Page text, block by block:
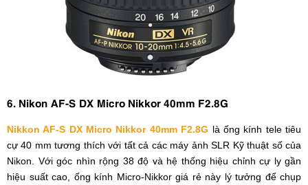
6. Nikon AF-S DX Micro Nikkor 40mm F2.8G
Nikkon AF-S DX Micro Nikkor 40mm F2.8G là ống kính tele tiêu
cự 40 mm tương thích với tất cả các máy ảnh SLR Kỹ thuật số của
Nikon. Với góc nhìn rộng 38 độ và hệ thống hiệu chỉnh cự ly gần
hiệu suất cao, ống kính Micro-Nikkor giá rẻ này lý tưởng để chụp